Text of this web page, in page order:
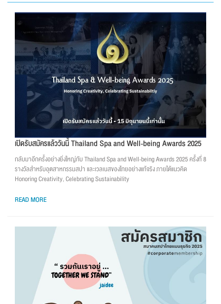
เปิดรับสมัครแล้ววันนี้ Thailand Spa and Well-being Awards 2025
กลับมาอีกครั้งอย่างยิ่งใหญ่กับ Thailand Spa and Well-being Awards 2025 ครั้งที่ 8
รางวัลสำหรับอุตสาหกรรมสปา และเวลเนสของไทยอย่างแท้จริง ภายใต้แนวคิด
Honoring Creativity, Celebrating Sustainability
READ MORE